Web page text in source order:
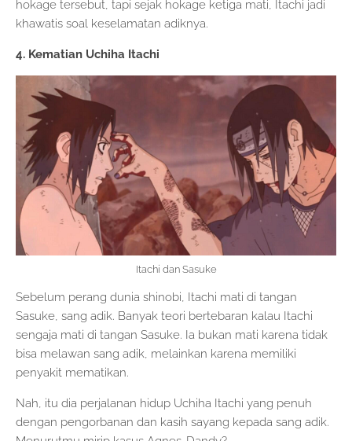
hokage tersebut, tapi sejak hokage ketiga mati, Itachi jadi
khawatis soal keselamatan adiknya.
4. Kematian Uchiha Itachi
Itachi dan Sasuke
Sebelum perang dunia shinobi, Itachi mati di tangan
Sasuke, sang adik. Banyak teori bertebaran kalau Itachi
sengaja mati di tangan Sasuke. Ia bukan mati karena tidak
bisa melawan sang adik, melainkan karena memiliki
penyakit mematikan.
Nah, itu dia perjalanan hidup Uchiha Itachi yang penuh
dengan pengorbanan dan kasih sayang kepada sang adik.